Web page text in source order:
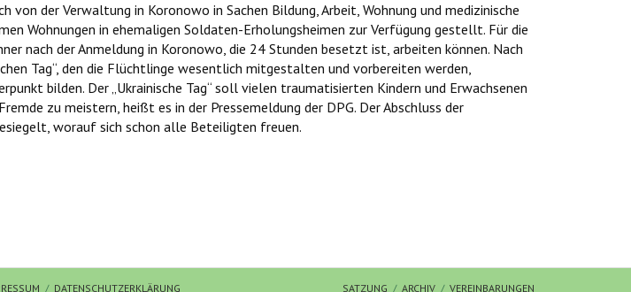
der Verwaltung in Koronowo in Sachen Bildung, Arbeit, Wohnung und medizinische
Wohnungen in ehemaligen Soldaten-Erholungsheimen zur Verfügung gestellt. Für die
nach der Anmeldung in Koronowo, die 24 Stunden besetzt ist, arbeiten können. Nach
Tag“, den die Flüchtlinge wesentlich mitgestalten und vorbereiten werden,
bilden. Der „Ukrainische Tag“ soll vielen traumatisierten Kindern und Erwachsenen
zu meistern, heißt es in der Pressemeldung der DPG. Der Abschluss der
worauf sich schon alle Beteiligten freuen.
Hendrik Wüst
Alewyn)
DATENSCHUTZERKLÄRUNG SATZUNG ARCHIV VEREINBARUNGEN